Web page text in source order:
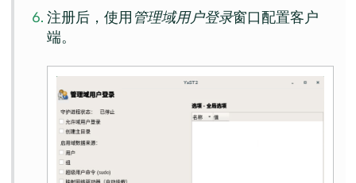
注册后，使用 管理域用户登录窗口配置客户
端。